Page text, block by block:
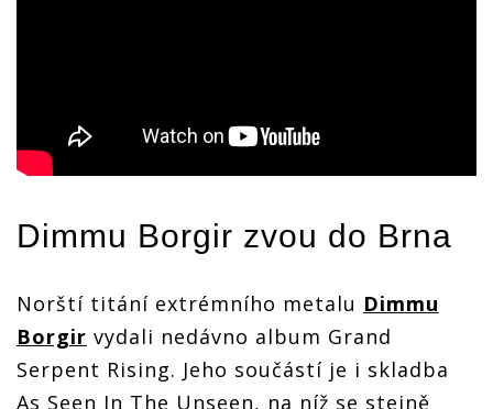
Dimmu Borgir zvou do Brna
Norští titání extrémního metalu Dimmu
Borgir vydali nedávno album Grand
Serpent Rising. Jeho součástí je i skladba
As Seen In The Unseen, na níž se stejně